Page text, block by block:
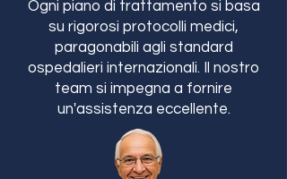
Ogni piano di trattamento si basa
su rigorosi protocolli medici,
paragonabili agli standard
ospedalieri internazionali. Il nostro
team si impegna a fornire
un'assistenza eccellente.